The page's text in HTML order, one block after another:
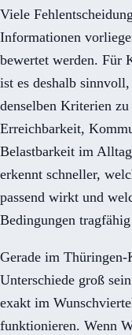
Viele
Informationen
bewertet werden. Für
ist es deshalb
denselben Kriterien
Erreichbarkeit,
Belastbarkeit im
erkennt schneller,
passend wirkt und
Bedingungen
Gerade im
Unterschiede groß
exakt im
funktionieren. Wenn